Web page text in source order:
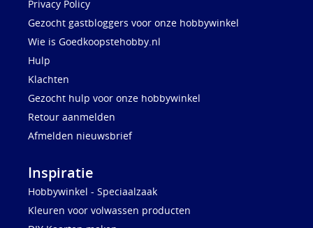
Privacy Policy
Gezocht gastbloggers voor onze hobbywinkel
Wie is Goedkoopstehobby.nl
Hulp
Klachten
Gezocht hulp voor onze hobbywinkel
Retour aanmelden
Afmelden nieuwsbrief
Inspiratie
Hobbywinkel - Speciaalzaak
Kleuren voor volwassen producten